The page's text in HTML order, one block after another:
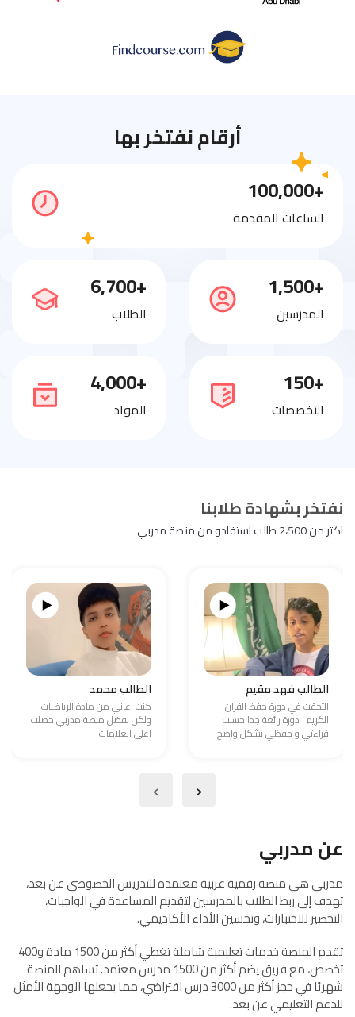
أرقام نفتخر بها
+100,000
الساعات المقدمة
+1,500
المدرسين
+6,700
الطلاب
+150
التخصصات
+4,000
المواد
نفتخر بشهادة طلابنا
اكثر من 2،500 طالب استفادو من منصة مدربي
الطالب فهد مقيم
التحقت في دورة حفظ القران
الكريم . دورة رائعة جدا حسنت
قراءتي و حفظي بشكل واضح
الطالب محمد
كنت اعاني من مادة الرياضيات
ولكن بفضل منصة مدربي حصلت
اعلى العلامات
‹
›
عن مدربي
مدربي هي منصة رقمية عربية معتمدة للتدريس الخصوصي عن بعد،
تهدف إلى ربط الطلاب بالمدرسين لتقديم المساعدة في الواجبات،
التحضير للاختبارات، وتحسين الأداء الأكاديمي.
تقدم المنصة خدمات تعليمية شاملة تغطي أكثر من 1500 مادة و400
تخصص، مع فريق يضم أكثر من 1500 مدرس معتمد. تساهم المنصة
شهريًا في حجز أكثر من 3000 درس افتراضي، مما يجعلها الوجهة الأمثل
للدعم التعليمي عن بعد.